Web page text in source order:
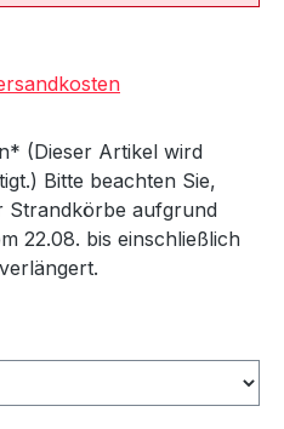
(Dieser Artikel wird
Bitte beachten Sie,
Strandkörbe aufgrund
22.08. bis einschließlich